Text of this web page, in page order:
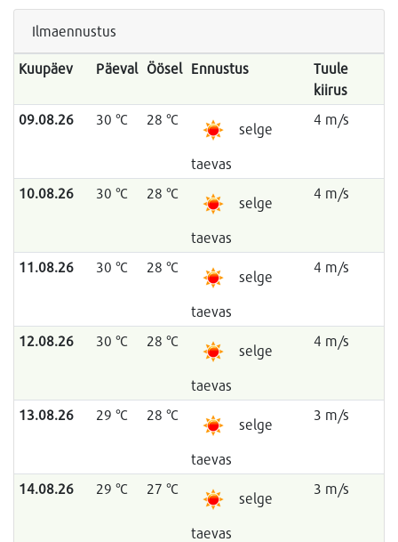
Ilmaennustus
Kuupäev Päeval Öösel Ennustus
Tuule
kiirus
09.08.26
30 °C 28 °C
selge
taevas
4 m/s
10.08.26 30 °C 28 °C
selge
taevas
4 m/s
11.08.26 30 °C 28 °C
selge
taevas
4 m/s
12.08.26 30 °C 28 °C
selge
taevas
4 m/s
13.08.26 29 °C 28 °C
selge
taevas
3 m/s
14.08.26 29 °C 27 °C
selge
taevas
3 m/s